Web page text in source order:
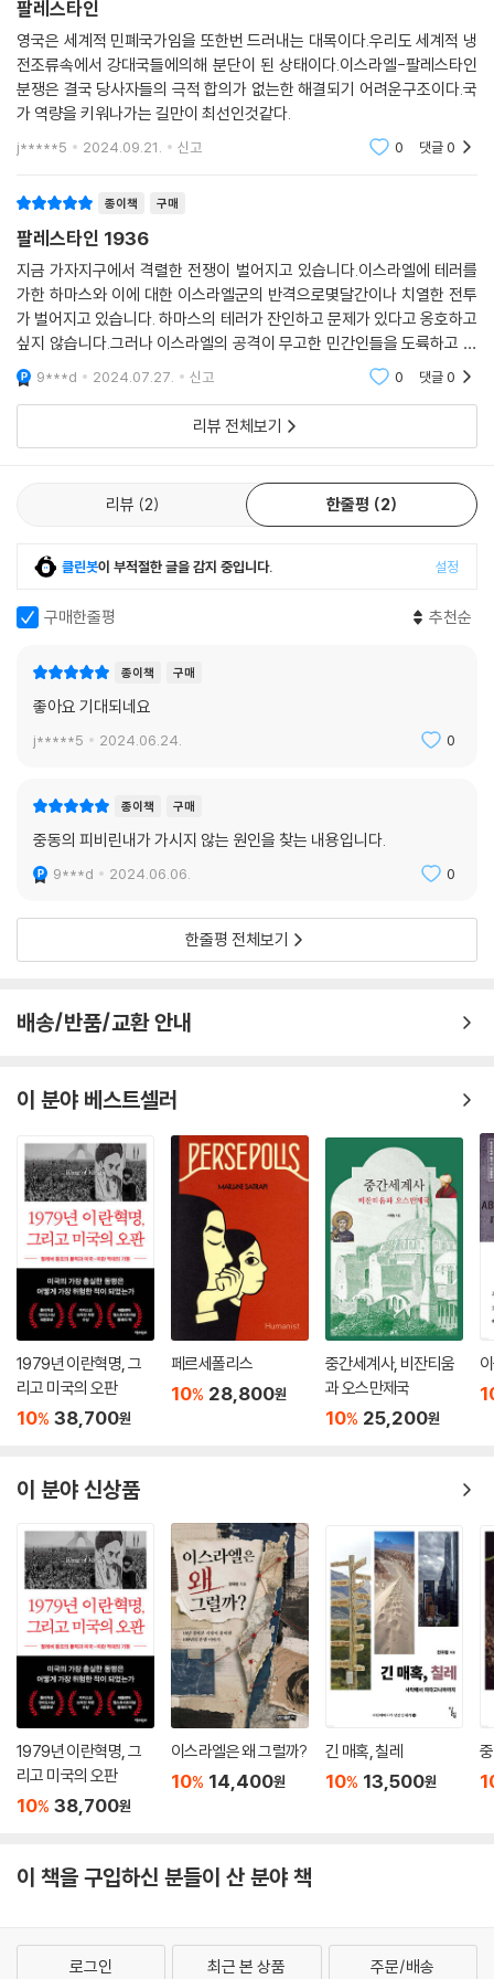
그런 사람들에게 중대한 불의가 저질러진 것입니다.
--- p.159, 「3장 두 국가 해법론」중에서
일주일 뒤 〈필 위원회 보고서〉가 공개됐다. 안토니우스는 친구에게 부탁해
오두막에서 약 1.6킬로미터가량 떨어진 가장 가까운 우체국에서 보고서를
받았다. 모든 것이 견딜 수 없이 힘들었다. 결혼 생활은 무너지고 있었다.
위해 기울여온 노력이 아무런 성과도 내지 못했음을 보여주고 있었다. 그
은 오류와 부당한 가정으로 가득한 매우 불완전한 작품”이라고 비판했다.
영국에서는 이 보고서가 마치 새로운 “계시록”이라도 되는 양 칭송받고 있
었지만, 그가 보기에는 가당치 않은 평가였다. 그는 보고서가 결론적으로
권고하고 있는 분할안이 부당하고 실현 불가능하다고 확신했다.
--- p.223, 「4장 검은 일요일」중에서
가자에서 일했던 영국인 관리는 이렇게 회상했다. “아랍인이 싸워 지키고
자 하는 대의는 수긍이 가고 정당하게 느껴졌다. 그들의 수단과 방법, 특히
만적이고 용납할 수 없는 행위로 느껴지기도 했다. 그러나 일반적으로 존
경과 호의가 충돌하면 호의가 우세하기 마련이다.”
의를 베푼다고 여겼던 유대인의 불만에도 나름의 이유가 있었던 듯하다.
호의적인 관리가 언제나 가장 중요한 요직에 앉는 행운을 누려왔다.
집행예정일 전날 밤, 벤요세프는 폴란드에 있는 옛 베타르 동료들에게 편
내일 교수형으로 죽는다. 나보다 행복한 사람이 또 있을까?”라고 적었다.
고 말했다.
“나는 그 어떤 방해에도 굴하지 않고 유대 국가가 탄생할 것이라는 확신을
질 유대 국가 만세! 싸우는 히브리인 청년 만세!”
안토니우스는 유대인이 유럽에서 삶을 이어가는 게 불가능해졌다는 사실
수도 없다고 주장했다. 그는 평소 인류애에 자부심을 가져온 에비앙회의
다”고 말했다. 그는 팔레스타인에만 그 부담을 강요하는 것은 “문명 세계
지적하면서 “한 민족의 박해를 완화하기 위해 또 다른 민족을 박해하는 것
은 그 어떤 도덕률로도 정당화할 수 없다”고 일갈했다.
“사실의 논리는 명확하다.” 그는 책을 마무리하며 이렇게 말했다. “이미 팔
레스타인을 차지하고 있는 민족을 쫓아내거나 멸종시키지 않는 한 제2의
민족을 위한 자리는 만들어질 수 없다.”
--- p.299, 「6장 유대의 로렌스」중에서
윈게이트는 양파를 사과처럼 씹어 먹고 옷도 제대로 갖춰 입지 않은 채 손
님을 맞이하는 사람이었다. 그러나 그런 괴짜 같은 모습 뒤에는 단순히 비
유적인 의미에서가 아닌, 실제로 치명적인 진지함이 숨어 있었다. 벤구리
온과 마찬가지로 그는 오직 한 가지 목표만 바라보는, 유머 감각이라곤 눈
있었다. 유대인 부사관 교육 첫날 환영 연설에서 윈게이트는 그 야망을 선
명히 드러냈다. 연설은 결연하지만 서툰 히브리어로 이루어졌다. 그는 이
연설에서 특유의 직설적인 태도로 유대인들조차 감히 입 밖에 내지 못하는
말을 했다. “우리는 이곳에서 시온 군대의 기초를 세우고 있습니다.”
--- p.317, 「6장 유대의 로렌스」중에서
유대인 측과 아랍인 측이 첫 회의에서 보인 모습은 양측이 지닌 외교적 기
술의 차이를 너무나도 극명히 드러냈다. 무사는 그 모습에 분노했다. 아랍
인이 수십 년 만에 처음으로 유리한 지형에 서게 됐는데, 어렵게 올라온 자
리에서 내부의 이견을 드러내며 사소한 일로 신경전을 벌이고 있었기 때문
이다. 그 후 회의가 진행되는 동안에도 대표단 구성을 놓고 잡음이 끊이지
않았다. 대무프티는 반대파인 나샤시비 쪽 인사를 계속 거부했다. 독립을
위한 성숙함을 보여야 할 자리에서 결코 바람직하지 않은 모습이었다. 체
무나도 비타협적이고 극단주의적이어서 합의 도출의 가능성을 의심할 수
밖에 없다”면서 “만약 양측이 합의에 도달하지 못한다면 어쩔 수 없이 영
--- p.355, 「7장 불타는 땅」중에서
수, 독립을 위해 죽음도 불사하겠단 신념, 실질적 위협이 된 유대인으로 말
미암은 아랍 대봉기는 시위와 불매운동, 공공시설 파괴, 게릴라전, 그리고
전 세계 역사상 유례없는 6개월간의 총파업을 포함해 3년간 지속된다.
아랍-유대 간의 투쟁 방식과 대응 논리의 기원을
치밀하게 재구성하다
현대 이스라엘을 대표하는 이미지 중 하나는 서안지구를 둘러싼 거대한
‘분리 장벽’이다. 팔레스타인 땅에 뱀처럼 똬리를 튼 이 장벽은 2002년에
건설이 시작됐지만, 저자는 그 유래를 아랍 대봉기 진압을 위해 건설된 테
거트 장벽(Tegart’s Wall)으로 본다. 1938년 경찰 자문관으로 팔레스타
인에 들어온 찰스 테거트 경은 시리아와 레바논의 무장세력 침투를 막기
위해 국경에 철조망 울타리와 요새 건설을 계획한다. 자금 부족을 이유로
정부의 반대에 부딪힌 그에게 동아줄이 되어준 건 유대인들이었다. 시온주
의 노동 지도부는 테거트의 요청에 1000명의 인력으로 3개월 안에 장벽
을 완성시킨다. 시온주의자들에게 이 장벽은 특별한 의미를 지닌다. 장벽
의 위력을 확인한 것도 그렇지만, 팔레스타인 치안 유지에 유대인이 공식
라 현재 이스라엘 군대가 시행하는 행정 구금 역시 대봉기 당시 영국 경찰
이 용의자들을 구금했던 것에서 착안한 것이고, 오늘날 팔레스타인 테러범
팔레스타인 아랍인 또한 대봉기의 유산을 상속받았다. 시위, 공공시설 파
괴, 게릴라전과 총파업도 그렇지만, 오늘날 범아랍권으로 널리 퍼진 이스
과 유대인 손님에 대한 판매거부운동에서 비롯된 유서 깊은 방식이다. 198
7년 결성된 팔레스타인 민족주의 정당이자 무장단체인 하마스는 자신들
의 군사조직에 대봉기를 촉발한 알 카삼의 이름을 붙였다. 팔레스타인인들
원회의 지시에서 시작되었다.
저자는 아랍 대 유대 민족주의 충돌, 서로를 향한 공격과 대응을 치밀하게
대기가 아니라 현장감이 느껴지는 1936~1939년 팔레스타인의 시공간
속에서 독자들은 오늘날 아랍-유대 간의 투쟁 방식과 대응 논리의 원천을
맥마흔 선언 VS 밸푸어 선언
맥마흔 선언과 사이크스-피코 비밀 협약, 밸푸어 선언으로 이어지는 일련
의 과정에서 영국의 목표는 오로지 자국의 이익이었다. 그런 그들에게 팔
레스타인 위임통치령에서 벌어지는 소요사태는 두고두고 골칫거리였다.
그때마다 영국은 국제연맹으로부터 부여받은 이중의 의무, 즉 “위임통치
령이 비유대인의 시민적·종교적 권리를 침해하지 않는 것을 조건”으로
“팔레스타인 내에 유대인의 민족적 고향을 건설”하기 위해서 각종 조사위
원회를 꾸리고 백서를 발표한다. 실상은 그럴듯한 약속으로 아랍의 민심
달래기에 불과했고, 곧바로 무효화되기 일쑤였지만 영국은 위임통치 종료
때까지 이 전략을 포기하지 않았다.
1921년 야파에서 벌어진 폭동을 진압하기 위해 식민장관 처칠이 발표한
〈처칠 백서〉, 1929년 8월, 예루살렘을 비롯해 20여 개 지역에서 벌어진 유
혈사태의 대책 마련을 위해 발표한 〈호프 심프슨 보고서〉와 〈패스필드 백
측의 로비와 홍보 총력전에 1931년 로이즈 조지 총리는 ‘대규모 유대인 이
민은 계속’될 것이라는 일명 “검은 편지(Black Letter)”를 발표함으로써
이를 무효화한다. 이렇듯 영국의 팔레스타인 정책은 대개 ‘맥마흔 선언-밸
푸어 선언’ 패턴의 반복이었지만, 1937년 ‘필 왕립위원회’가 발표한 보고
서는 눈여겨볼 필요가 있다. 1947년 국제연합 분할안, 클린턴 대통령의
클린턴 초안, 트럼프 대통령의 “세기의 거래” 그리고 바이든 정부의 공식
정책에 이르기까지 모든 ‘분할안’의 원전 격이기 때문이다.
저자는 1936년 아랍 대봉기 발발 후 파견된 필 위원회의 조사 과정을 유대
와 아랍 측의 증언으로 재구성해 보여준다. 바이츠만(초대 이스라엘 대통
령)을 비롯한 유대 측과 하지 아민(아랍고등위원회 창설자)과 같은 아랍
측 대표자들의 목소리를 통해 이른바 ‘두 국가 해법론’이 어떻게 제시됐는
지 입체적으로 드러난다. 유대 국가, 아랍 국가, 영국 관리 구역으로 팔레스
타인을 나누는 이 제안을 일컬어 위원회는 “깔끔한 분할(clean cut)”이
등으로 인구 대비 분할 면적뿐 아니라 위치 자체도 이미 시온주의 쪽으로
대봉기를 잠재우기 위해 영국이 제시한 대책은 유혈사태를 잠재우기는커
팔레스타인
영국은 세계적 민폐국가임을 또한번 드러내는 대목이다.우리도 세계적 냉
전조류속에서 강대국들에의해 분단이 된 상태이다.이스라엘-팔레스타인
분쟁은 결국 당사자들의 극적 합의가 없는한 해결되기 어려운구조이다.국
가 역량을 키워나가는 길만이 최선인것같다.
j*****5 2024.09.21. 신고 0 댓글0
종이책 구매
팔레스타인 1936
지금 가자지구에서 격렬한 전쟁이 벌어지고 있습니다.이스라엘에 테러를
가한 하마스와 이에 대한 이스라엘군의 반격으로몇달간이나 치열한 전투
가 벌어지고 있습니다. 하마스의 테러가 잔인하고 문제가 있다고 옹호하고
싶지 않습니다.그러나 이스라엘의 공격이 무고한 민간인들을 도륙하고 있
기에 절대 정당하고 볼수도 없습니다. 지난 기간 이스라엘은 홀로코스트
로 인한 피해와주변
9***d 2024.07.27. 신고 0 댓글0
리뷰 전체보기
리뷰 2 한줄평 2
클린봇이 부적절한 글을 감지 중입니다. 설정
구매한줄평 추천순
종이책 구매
좋아요 기대되네요
j*****5 2024.06.24. 0
종이책 구매
중동의 피비린내가 가시지 않는 원인을 찾는 내용입니다.
9***d 2024.06.06. 0
한줄평 전체보기
배송/반품/교환 안내
이 분야 베스트셀러
1979년 이란혁명, 그
리고 미국의 오판
10% 38,700원
페르세폴리스
10% 28,800원
중간세계사, 비잔티움
과 오스만제국
10% 25,200원
이 분야 신상품
1979년 이란혁명, 그
리고 미국의 오판
10% 38,700원
이스라엘은 왜 그럴까?
10% 14,400원
긴 매혹, 칠레
10% 13,500원
이 책을 구입하신 분들이 산 분야 책
로그인 최근 본 상품 주문/배송